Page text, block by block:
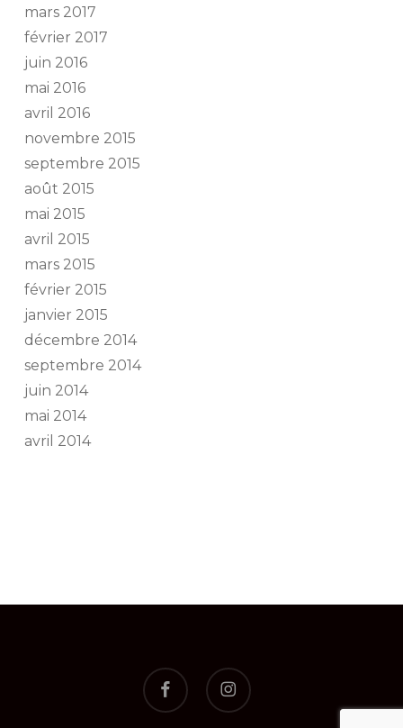
mars 2017
février 2017
juin 2016
mai 2016
avril 2016
novembre 2015
septembre 2015
août 2015
mai 2015
avril 2015
mars 2015
février 2015
janvier 2015
décembre 2014
septembre 2014
juin 2014
mai 2014
avril 2014
facebook instagram